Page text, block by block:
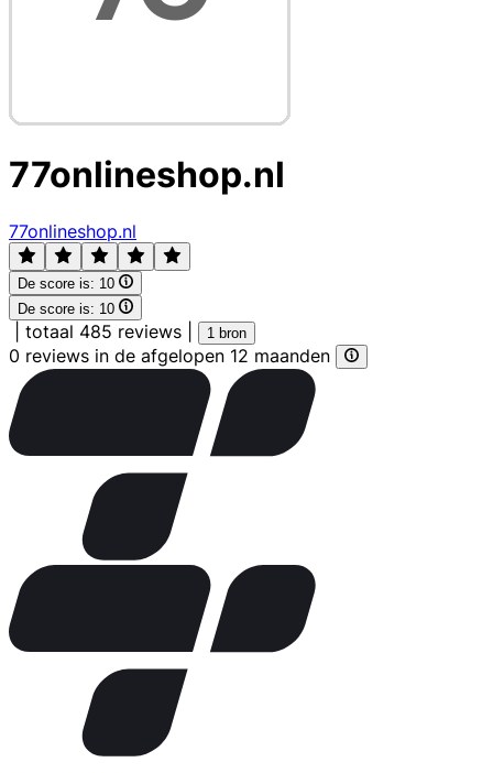
77onlineshop.nl
77onlineshop.nl
De score is: 10
De score is: 10
totaal 485 reviews 1 bron
0 reviews in de afgelopen 12 maanden